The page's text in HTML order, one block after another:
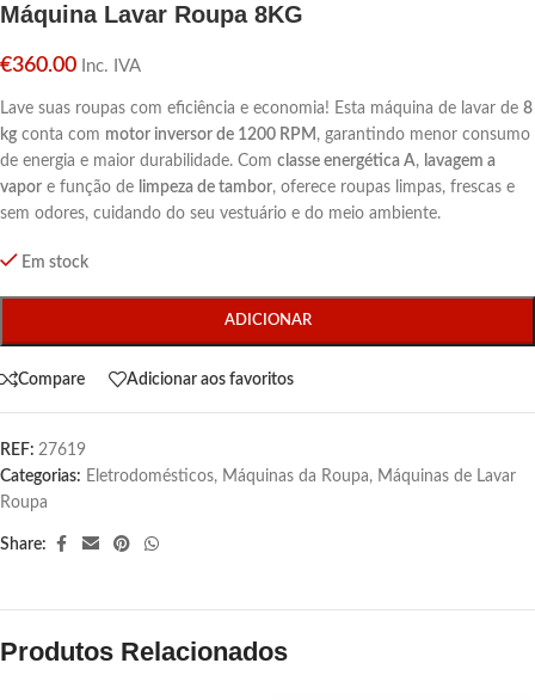
Máquina Lavar Roupa 8KG
€360.00 Inc. IVA
Lave suas roupas com eficiência e economia! Esta máquina de lavar de 8
kg conta com motor inversor de 1200 RPM , garantindo menor consumo
de energia e maior durabilidade. Com classe energética A, lavagem a
vapor e função de limpeza de tambor, oferece roupas limpas, frescas e
sem odores, cuidando do seu vestuário e do meio ambiente.
Em stock
ADICIONAR
Compare Adicionar aos favoritos
REF: 27619
Categorias: Eletrodomésticos, Máquinas da Roupa, Máquinas de Lavar
Roupa
Share:
Produtos Relacionados